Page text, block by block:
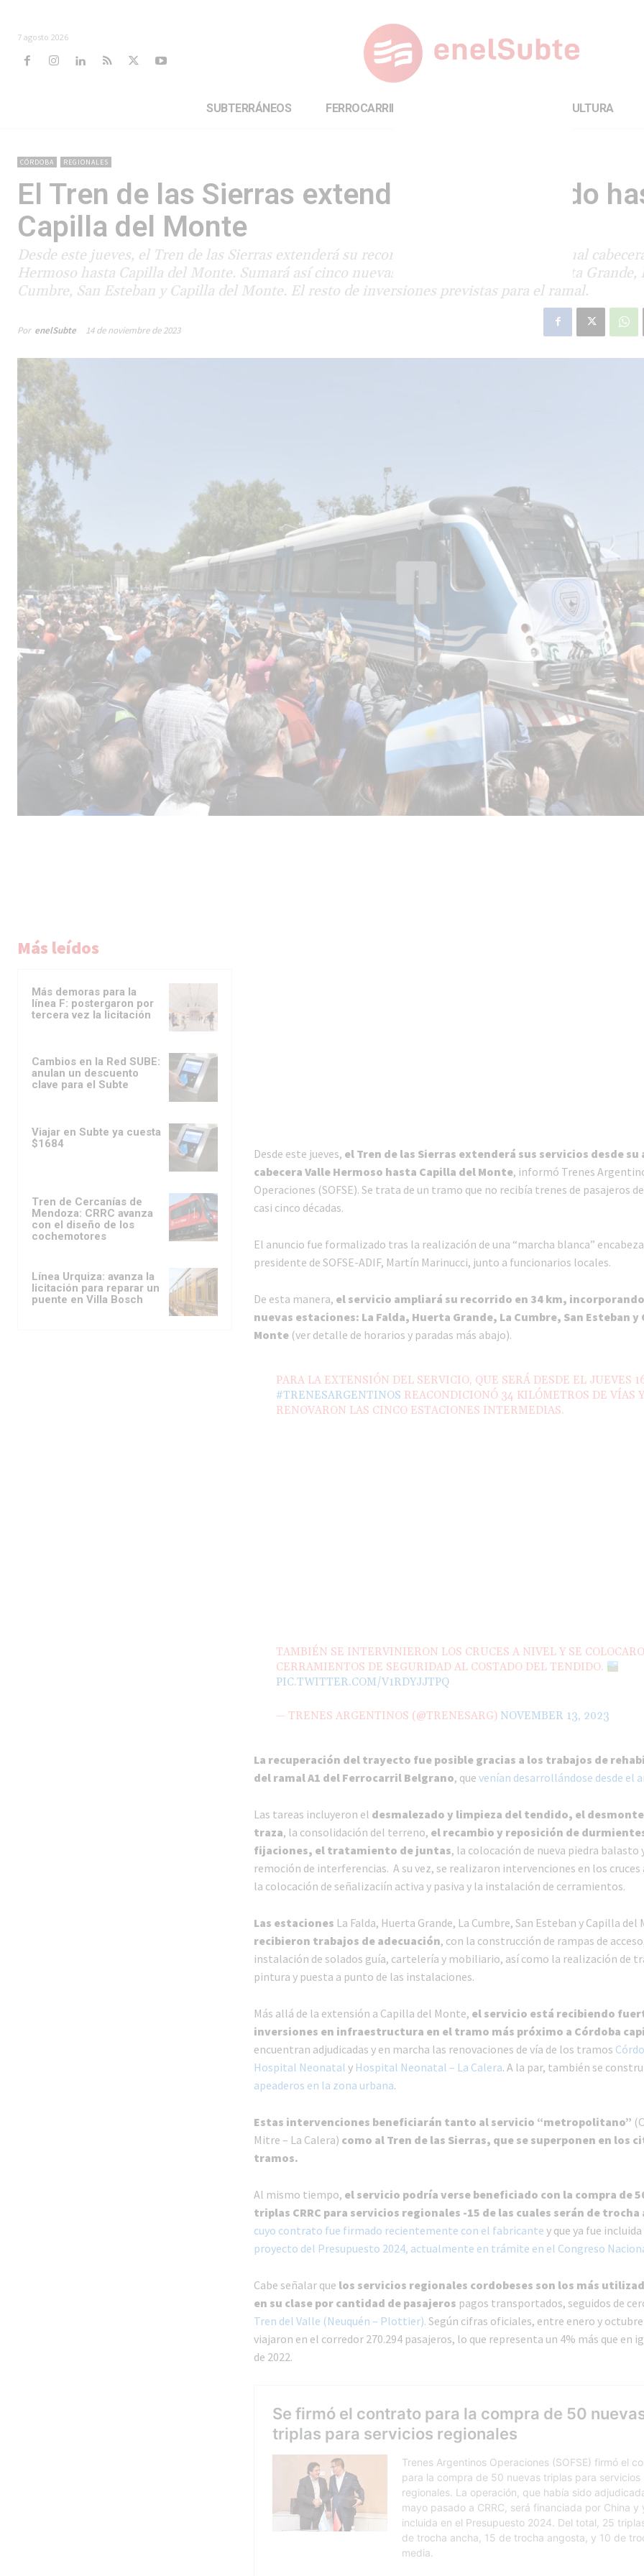
7 agosto 2026
SUBTERRÁNEOS FERROCARRILES CULTURA
CÓRDOBA REGIONALES
El Tren de las Sierras extenderá su recorrido
Capilla del Monte
Desde este jueves, el Tren de las Sierras extenderá su recorrido en 34 km, desde su actual
Hermoso hasta Capilla del Monte. Sumará así cinco nuevas estaciones: La Falda, Huerta Grande,
Cumbre, San Esteban y Capilla del Monte. El resto de inversiones previstas para el ramal.
Por enelSubte 14 de noviembre de 2023
Más leídos
Más demoras para la
línea F: postergaron por
tercera vez la licitación
Cambios en la Red SUBE:
anulan un descuento
clave para el Subte
Viajar en Subte ya cuesta
$1684
Tren de Cercanías de
Mendoza: CRRC avanza
con el diseño de los
cochemotores
Línea Urquiza: avanza la
licitación para reparar un
puente en Villa Bosch
Desde este jueves, el Tren de las Sierras extenderá sus servicios desde su
cabecera Valle Hermoso hasta Capilla del Monte, informó Trenes
Operaciones (SOFSE). Se trata de un tramo que no recibía trenes de pasajeros
casi cinco décadas.
El anuncio fue formalizado tras la realización de una “marcha blanca”
presidente de SOFSE-ADIF, Martín Marinucci, junto a funcionarios locales.
De esta manera, el servicio ampliará su recorrido en 34 km,
nuevas estaciones: La Falda, Huerta Grande, La Cumbre, San Esteban y
Monte (ver detalle de horarios y paradas más abajo).
PARA LA EXTENSIÓN DEL SERVICIO, QUE SERÁ DESDE EL JUEVES
#TRENESARGENTINOS REACONDICIONÓ 34 KILÓMETROS DE VÍAS
RENOVARON LAS CINCO ESTACIONES INTERMEDIAS.
TAMBIÉN SE INTERVINIERON LOS CRUCES A NIVEL Y SE
CERRAMIENTOS DE SEGURIDAD AL COSTADO DEL TENDIDO.
PIC.TWITTER.COM/V1RDYJJTPQ
— TRENES ARGENTINOS (@TRENESARG) NOVEMBER 13, 2023
La recuperación del trayecto fue posible gracias a los trabajos de
del ramal A1 del Ferrocarril Belgrano, que venían desarrollándose desde el
Las tareas incluyeron el desmalezado y limpieza del tendido, el
traza, la consolidación del terreno, el recambio y reposición de
fijaciones, el tratamiento de juntas, la colocación de nueva piedra balasto
remoción de interferencias. A su vez, se realizaron intervenciones en los cruces
la colocación de señalizaciín activa y pasiva y la instalación de cerramientos.
Las estaciones La Falda, Huerta Grande, La Cumbre, San Esteban y Capilla del
recibieron trabajos de adecuación, con la construcción de rampas de
instalación de solados guía, cartelería y mobiliario, así como la realización de
pintura y puesta a punto de las instalaciones.
Más allá de la extensión a Capilla del Monte, el servicio está recibiendo
inversiones en infraestructura en el tramo más próximo a Córdoba
encuentran adjudicadas y en marcha las renovaciones de vía de los tramos
Hospital Neonatal y Hospital Neonatal – La Calera. A la par, también se
apeaderos en la zona urbana.
Estas intervenciones beneficiarán tanto al servicio “metropolitano”
Mitre – La Calera) como al Tren de las Sierras, que se superponen en los
tramos.
Al mismo tiempo, el servicio podría verse beneficiado con la compra de
triplas CRRC para servicios regionales -15 de las cuales serán de
cuyo contrato fue firmado recientemente con el fabricante y que ya fue incluida
proyecto del Presupuesto 2024, actualmente en trámite en el Congreso
Cabe señalar que los servicios regionales cordobeses son los más
en su clase por cantidad de pasajeros pagos transportados, seguidos de
Tren del Valle (Neuquén – Plottier). Según cifras oficiales, entre enero y
viajaron en el corredor 270.294 pasajeros, lo que representa un 4% más que en
de 2022.